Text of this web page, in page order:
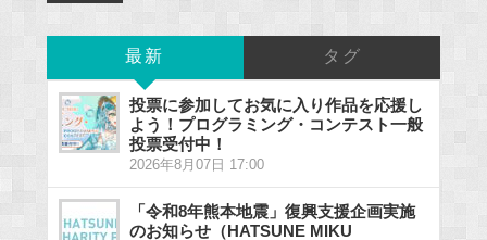
最新 タグ
投票に参加してお気に入り作品を応援し
よう！プログラミング・コンテスト一般
投票受付中！
2026年8月07日 17:00
「令和8年熊本地震」復興支援企画実施
のお知らせ（HATSUNE MIKU